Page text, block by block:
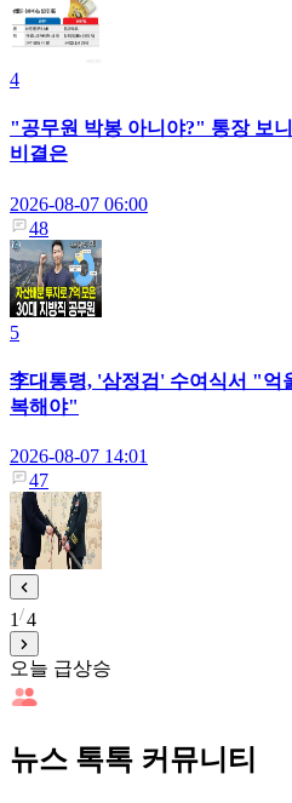
4
"공무원 박봉 아니야?" 통장 보
비결은
2026-08-07 06:00
48
5
李대통령, '삼정검' 수여식서 "억
복해야"
2026-08-07 14:01
47
1 4
오늘 급상승
뉴스 톡톡 커뮤니티